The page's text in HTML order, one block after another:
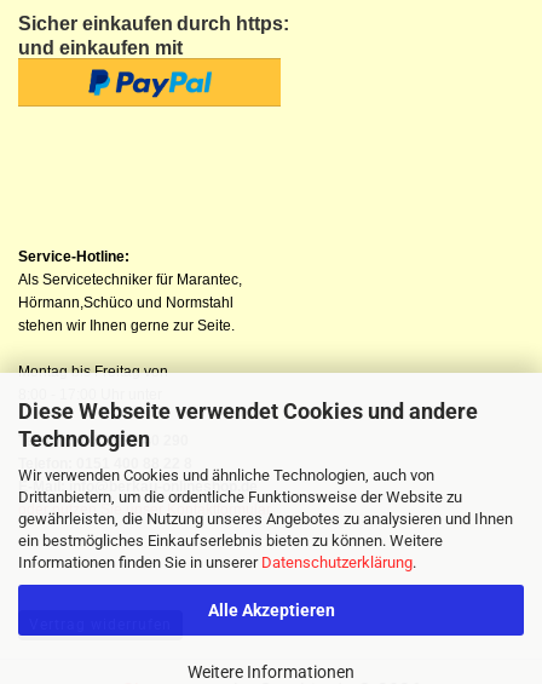
Diese Webseite verwendet Cookies und andere
Technologien
Wir verwenden Cookies und ähnliche Technologien, auch von
Drittanbietern, um die ordentliche Funktionsweise der Website zu
gewährleisten, die Nutzung unseres Angebotes zu analysieren und Ihnen
ein bestmögliches Einkaufserlebnis bieten zu können. Weitere
Informationen finden Sie in unserer Datenschutzerklärung.
Alle Akzeptieren
Weitere Informationen
Sicher einkaufen durch https:
und einkaufen mit
Service-Hotline:
Als Servicetechniker für Marantec,
Hörmann,Schüco und Normstahl
stehen wir Ihnen gerne zur Seite.
Montag bis Freitag von
Telefon: 04523 98 40 290
E-Mail: info@berkau-onlineshop.de
oder nutzen Sie unser Kontaktformular